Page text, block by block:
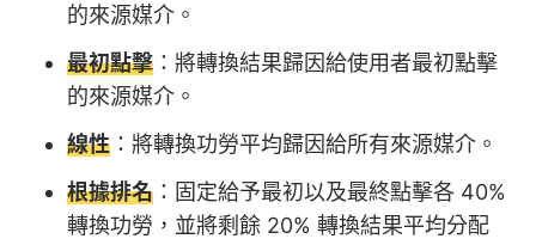
的來源媒介。
最初點擊 ：將轉換結果歸因給使用者最初點擊
的來源媒介。
線性 ：將轉換功勞平均歸因給所有來源媒介。
根據排名 ：固定給予最初以及最終點擊各 40%
轉換功勞，並將剩餘 20% 轉換結果平均分配